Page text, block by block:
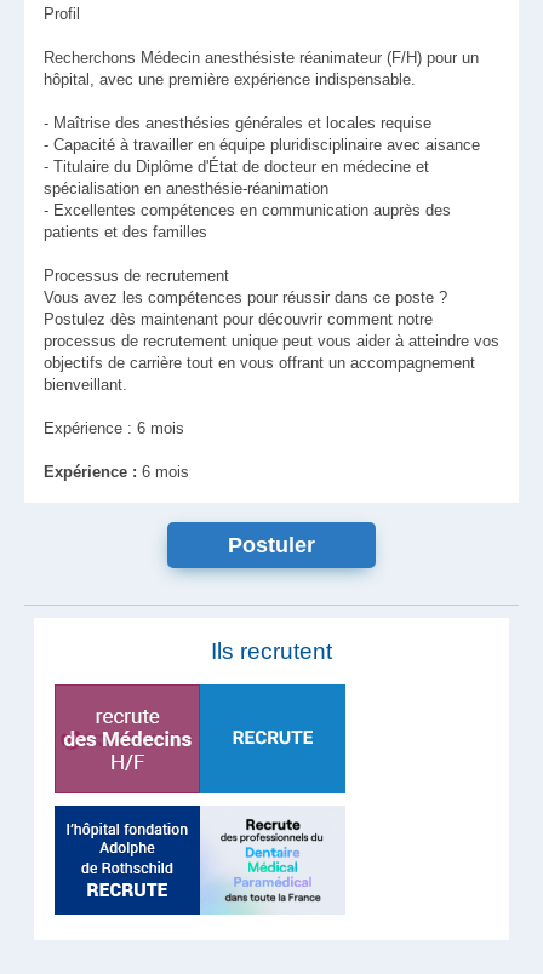
Profil
Recherchons Médecin anesthésiste réanimateur (F/H) pour un
hôpital, avec une première expérience indispensable.
- Maîtrise des anesthésies générales et locales requise
- Capacité à travailler en équipe pluridisciplinaire avec aisance
- Titulaire du Diplôme d'État de docteur en médecine et
spécialisation en anesthésie-réanimation
- Excellentes compétences en communication auprès des
patients et des familles
Processus de recrutement
Vous avez les compétences pour réussir dans ce poste ?
Postulez dès maintenant pour découvrir comment notre
processus de recrutement unique peut vous aider à atteindre vos
objectifs de carrière tout en vous offrant un accompagnement
bienveillant.
Expérience : 6 mois
Expérience : 6 mois
Ils recrutent